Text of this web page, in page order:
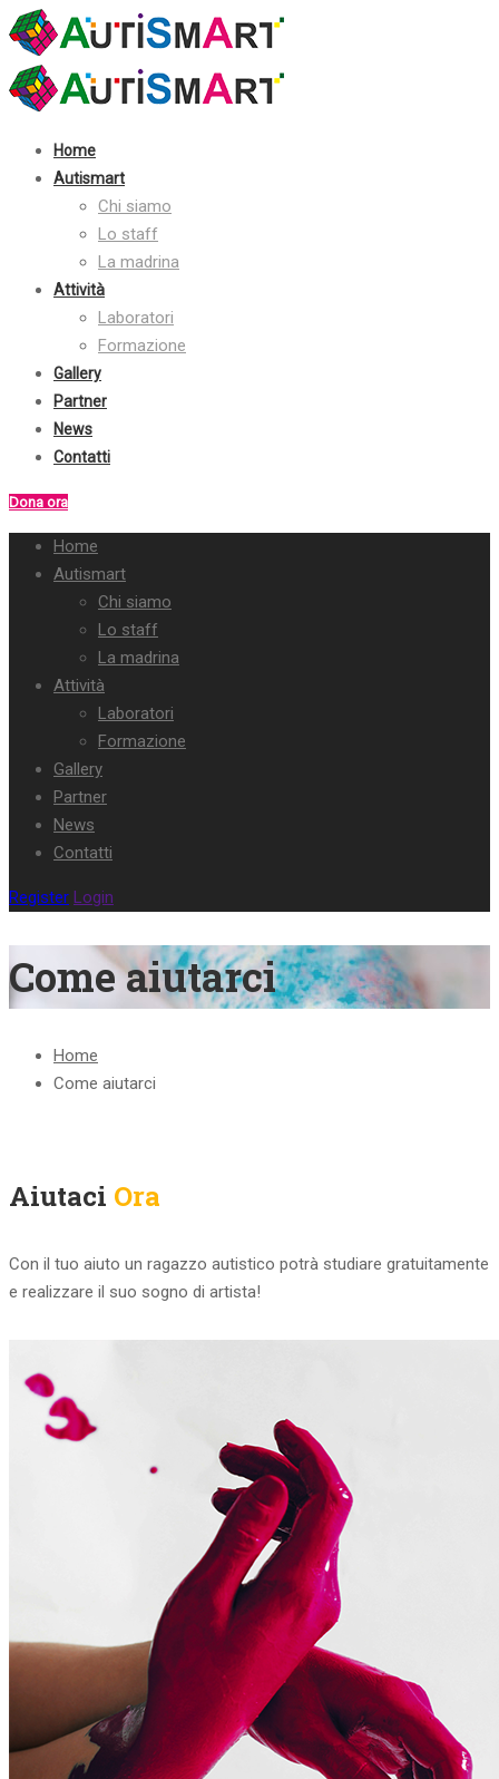
Home
Autismart
Chi siamo
Lo staff
La madrina
Attività
Laboratori
Formazione
Gallery
Partner
News
Contatti
Dona ora
Home
Autismart
Chi siamo
Lo staff
La madrina
Attività
Laboratori
Formazione
Gallery
Partner
News
Contatti
Register Login
Come aiutarci
Home
Come aiutarci
Aiutaci Ora
Con il tuo aiuto un ragazzo autistico potrà studiare gratuitamente
e realizzare il suo sogno di artista!